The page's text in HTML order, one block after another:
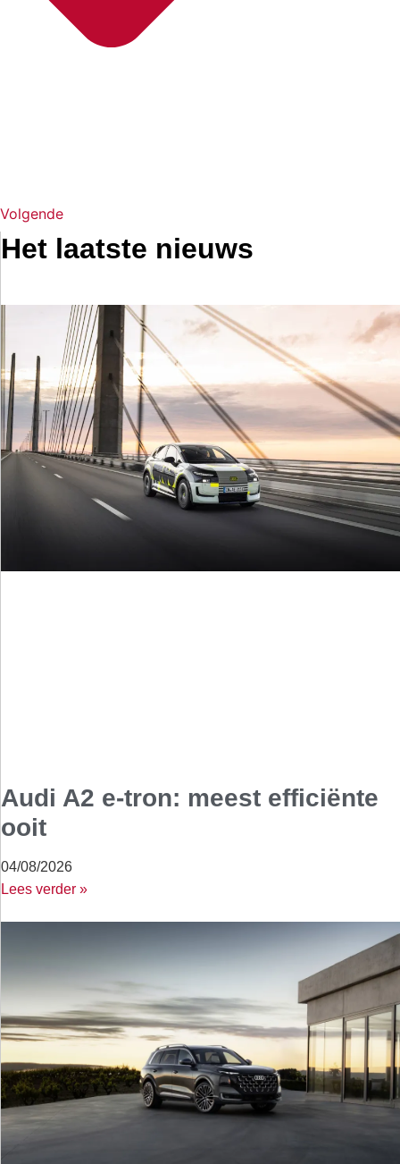
Volgende
Het laatste nieuws
Audi A2 e-tron: meest efficiënte
ooit
04/08/2026
Lees verder »